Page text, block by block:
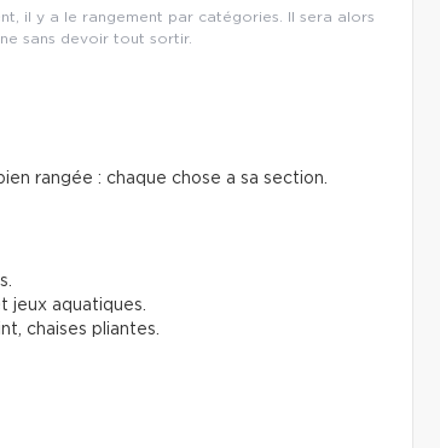
il y a le rangement par catégories. Il sera alors
sans devoir tout sortir.
rangée : chaque chose a sa section.
jeux aquatiques.
chaises pliantes.